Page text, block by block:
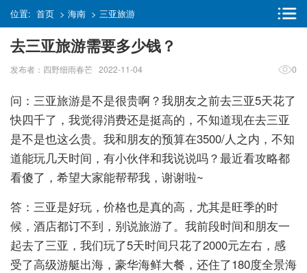
位置: 首页 > 海南 > 三亚旅游
去三亚旅游需要多少钱？
发布者：四野细雨春芒 2022-11-04 0
问：三亚旅游是不是很贵啊？我朋友之前去三亚5天花了
快四千了，我觉得消费还是挺高的，不知道现在去三亚
是不是也这么贵。我和朋友的预算在3500/人之内，不知
道能玩几天时间，有小伙伴和我说说吗？最近看攻略都
看傻了，希望大家能帮帮我，谢谢啦~
答：三亚是好玩，价格也是真的高，尤其是旺季的时
候，酒店都订不到，别说旅游了。我前段时间和朋友一
起去了三亚，我们玩了5天时间只花了2000元左右，感
受了高级游艇出海，豪华海鲜大餐，还住了180度全景海